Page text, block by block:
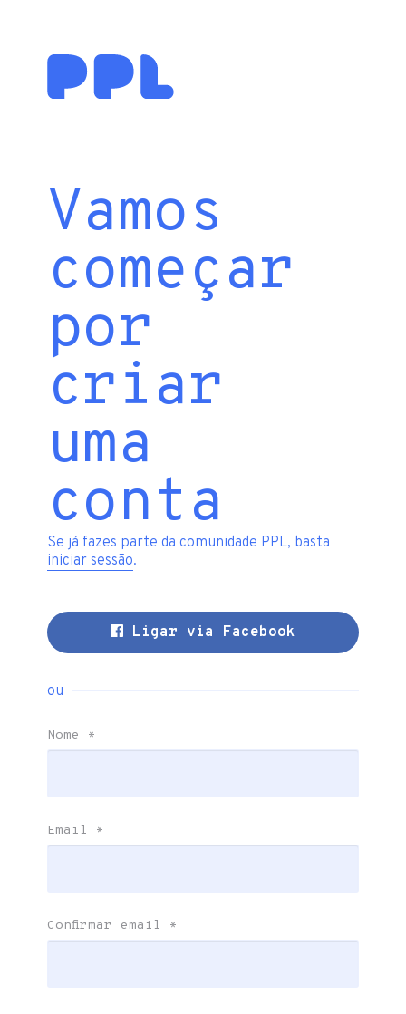
Vamos
começar
por
criar
uma
conta
Se já fazes parte da comunidade PPL, basta
iniciar sessão.
Ligar via Facebook
ou
Nome *
Email *
Confirmar email *